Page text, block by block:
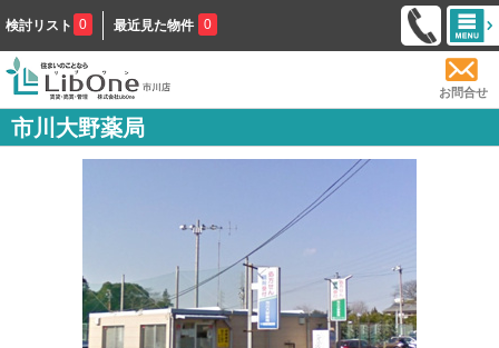
検討リスト 0 最近見た物件 0
お問合せ
市川大野薬局